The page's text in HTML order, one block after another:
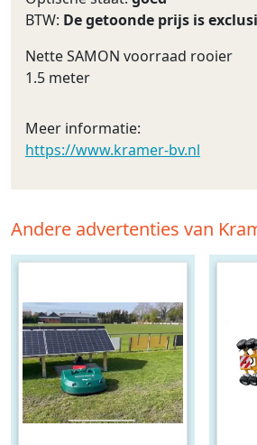
BTW: De getoonde prijs is
Nette SAMON voorraad rooier
1.5 meter
Meer informatie:
https://www.kramer-bv.nl
Andere advertenties van